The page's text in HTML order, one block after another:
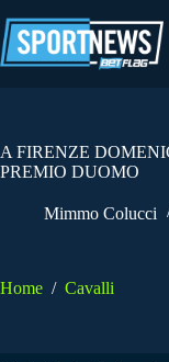
al
contenuto
A FIRENZE
PREMIO DUOMO
Mimmo Colucci
Home / Cavalli